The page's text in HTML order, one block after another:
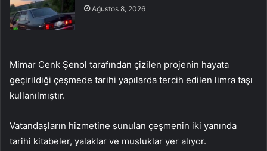
Ağustos 8, 2026
Mimar Cenk Şenol tarafından çizilen projenin hayata
geçirildiği çeşmede tarihi yapılarda tercih edilen limra taşı
kullanılmıştır.
Vatandaşların hizmetine sunulan çeşmenin iki yanında
tarihi kitabeler, yalaklar ve musluklar yer alıyor.